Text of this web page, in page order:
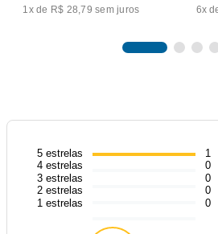
1x de R$ 28,79 sem juros 6x
5 estrelas
4 estrelas
3 estrelas
2 estrelas
1 estrelas
1
0
0
0
0